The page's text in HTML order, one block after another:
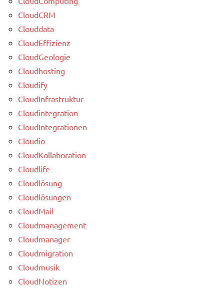
CloudCRM
Clouddata
CloudEffizienz
CloudGeologie
Cloudhosting
Cloudify
CloudInfrastruktur
Cloudintegration
CloudIntegrationen
Cloudio
CloudKollaboration
Cloudlife
Cloudlösung
Cloudlösungen
CloudMail
Cloudmanagement
Cloudmanager
Cloudmigration
Cloudmusik
CloudNotizen